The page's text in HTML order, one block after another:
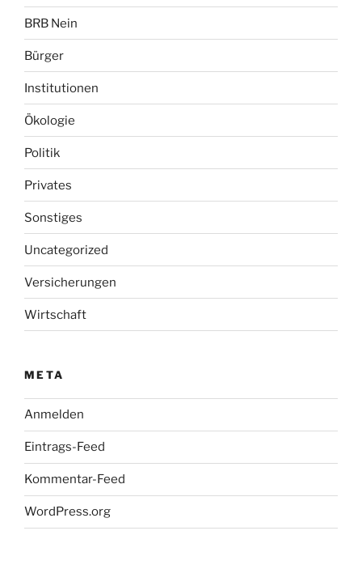
BRB Nein
Bürger
Institutionen
Ökologie
Politik
Privates
Sonstiges
Uncategorized
Versicherungen
Wirtschaft
META
Anmelden
Eintrags-Feed
Kommentar-Feed
WordPress.org